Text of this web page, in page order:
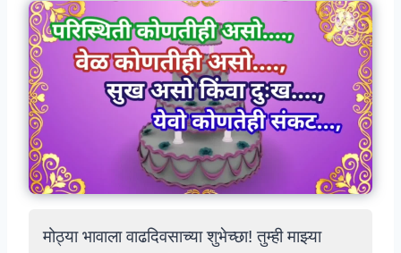
मोठ्या भावाला वाढदिवसाच्या शुभेच्छा! तुम्ही माझ्या